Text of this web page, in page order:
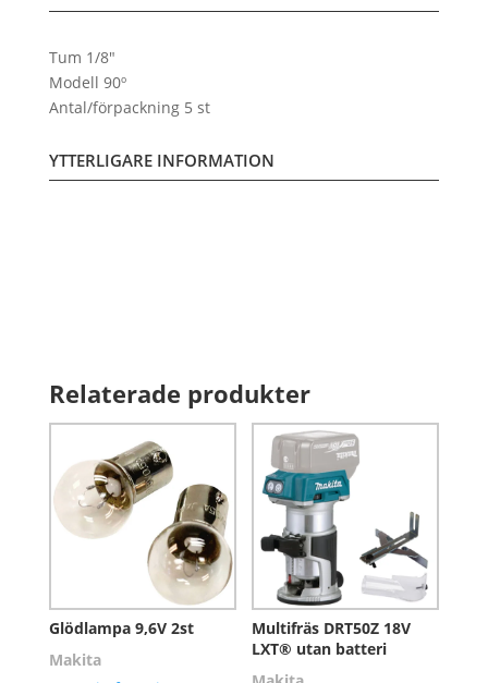
Tum 1/8″
Modell 90º
Antal/förpackning 5 st
YTTERLIGARE INFORMATION
Relaterade produkter
Glödlampa 9,6V 2st
Makita
Multifräs DRT50Z 18V
LXT® utan batteri